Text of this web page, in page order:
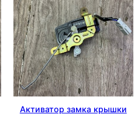
Активатор замка крышки